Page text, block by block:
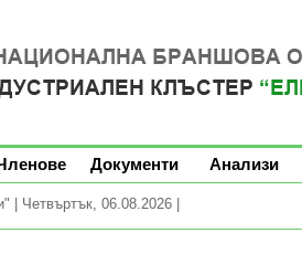
Документи Анализи
| Четвъртък, 06.08.2026 |